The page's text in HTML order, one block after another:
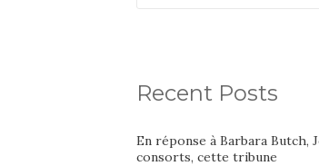
Recent Posts
En réponse à Barbara Butch,
consorts, cette tribune